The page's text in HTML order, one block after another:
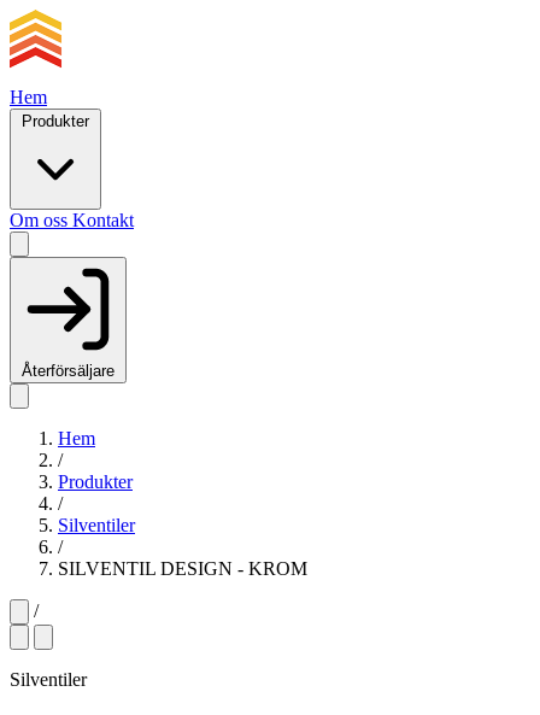
Hem
Produkter
Om oss Kontakt
Återförsäljare
Hem
/
Produkter
/
Silventiler
/
SILVENTIL DESIGN - KROM
/
Silventiler